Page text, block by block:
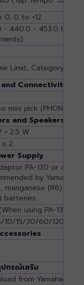
0, 0 to +12
- 440.0 - 453.0 Hz
Limit, Category
Connectivity
mini jack (PHONES/
and Speakers
+ 2.5 W
x 2
Supply
PA-130 or an
by Yamaha,
manganese (R6) or
batteries
using PA-130B
10/15/30/60/120
กรณ์เสริม
from Yamaha web